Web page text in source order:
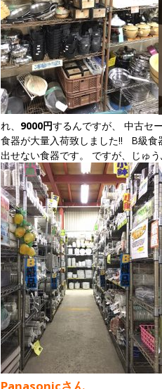
れ、 9000円するんですが、 中古セ
食器が大量入荷致しました!! B級食
出せない食器です。 ですが、じゅ